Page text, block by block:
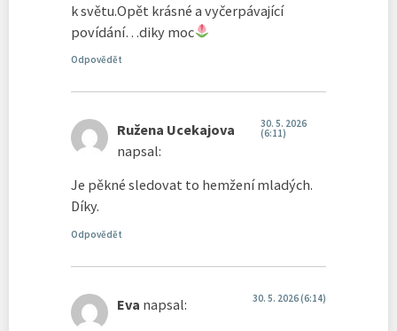
k světu.Opět krásné a vyčerpávající
povídání…diky moc
Odpovědět
Ružena Ucekajova
napsal:
30. 5. 2026
(6:11)
Je pěkné sledovat to hemžení mladých.
Díky.
Odpovědět
Eva napsal: 30. 5. 2026 (6:14)